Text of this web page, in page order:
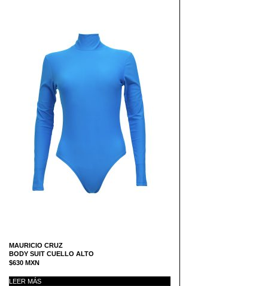
MAURICIO CRUZ
BODY SUIT CUELLO ALTO
$630 MXN
LEER MÁS